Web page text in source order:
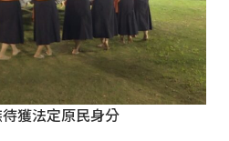
獲法定原民身分